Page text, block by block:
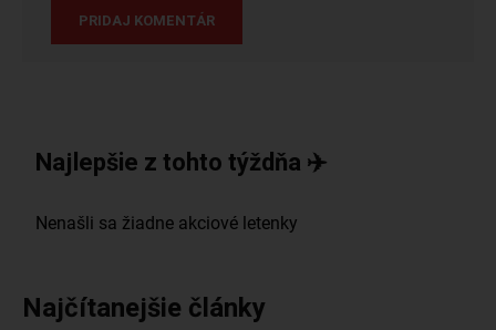
Najlepšie z tohto týždňa ✈️
Najčítanejšie články